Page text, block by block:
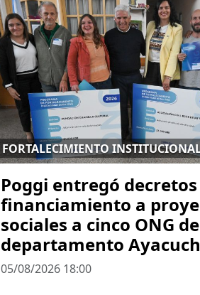
FORTALECIMIENTO
Poggi entregó
financiamiento a
sociales a cinco ONG
departamento
05/08/2026 18:00